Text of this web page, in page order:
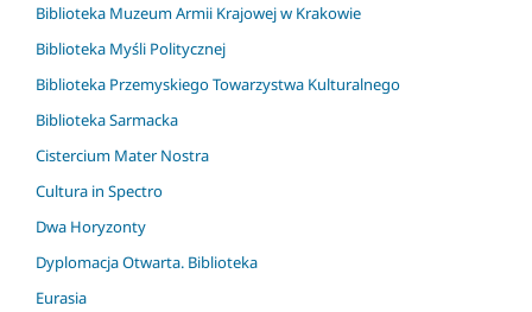
Biblioteka Muzeum Armii Krajowej w Krakowie
Biblioteka Myśli Politycznej
Biblioteka Przemyskiego Towarzystwa Kulturalnego
Biblioteka Sarmacka
Cistercium Mater Nostra
Cultura in Spectro
Dwa Horyzonty
Dyplomacja Otwarta. Biblioteka
Eurasia